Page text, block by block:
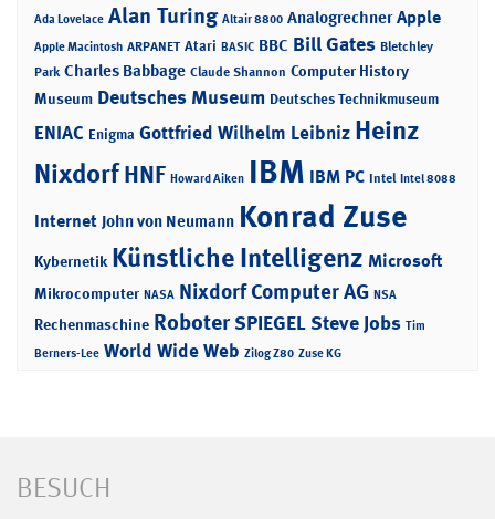
Ada Lovelace Alan Turing Altair 8800 Analogrechner Apple
Apple Macintosh ARPANET Atari BASIC BBC Bill Gates Bletchley
Park Charles Babbage Claude Shannon Computer History
Museum Deutsches Museum Deutsches Technikmuseum
ENIAC Enigma Gottfried Wilhelm Leibniz Heinz
NixdorfHNF Howard Aiken IBM IBM PC Intel Intel 8088
Internet John von Neumann Konrad Zuse
Kybernetik Künstliche Intelligenz Microsoft
Mikrocomputer NASA Nixdorf Computer AG NSA
Rechenmaschine RoboterSPIEGELSteve Jobs Tim
Berners-Lee World Wide Web Zilog Z80 Zuse KG
BESUCH